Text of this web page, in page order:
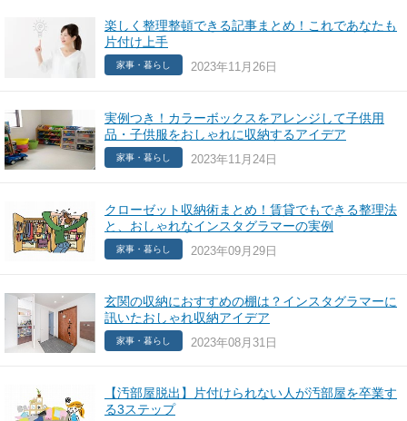
楽しく整理整頓できる記事まとめ！これであなたも
片付け上手
家事・暮らし 2023年11月26日
実例つき！カラーボックスをアレンジして子供用
品・子供服をおしゃれに収納するアイデア
家事・暮らし 2023年11月24日
クローゼット収納術まとめ！賃貸でもできる整理法
と、おしゃれなインスタグラマーの実例
家事・暮らし 2023年09月29日
玄関の収納におすすめの棚は？インスタグラマーに
訊いたおしゃれ収納アイデア
家事・暮らし 2023年08月31日
【汚部屋脱出】片付けられない人が汚部屋を卒業す
る3ステップ